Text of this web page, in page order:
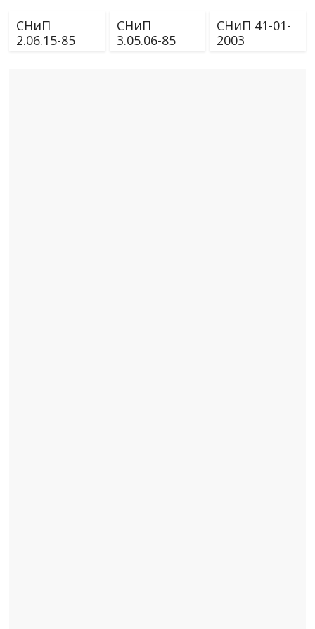
СНиП
2.06.15-85
СНиП
3.05.06-85
СНиП 41-01-
2003